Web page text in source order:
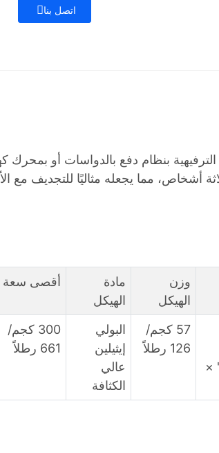
اتصل بنا
بنظام دفع بالدواسات أو بمحرك
أشخاص، مما يجعله مثاليًا للتجديف مع
وزن
الهيكل
مادة
الهيكل
أقصى سعة
13'8" ×
57 كجم/
126 رطلاً
البولي
إيثيلين
عالي
الكثافة
300 كجم/
661 رطلاً